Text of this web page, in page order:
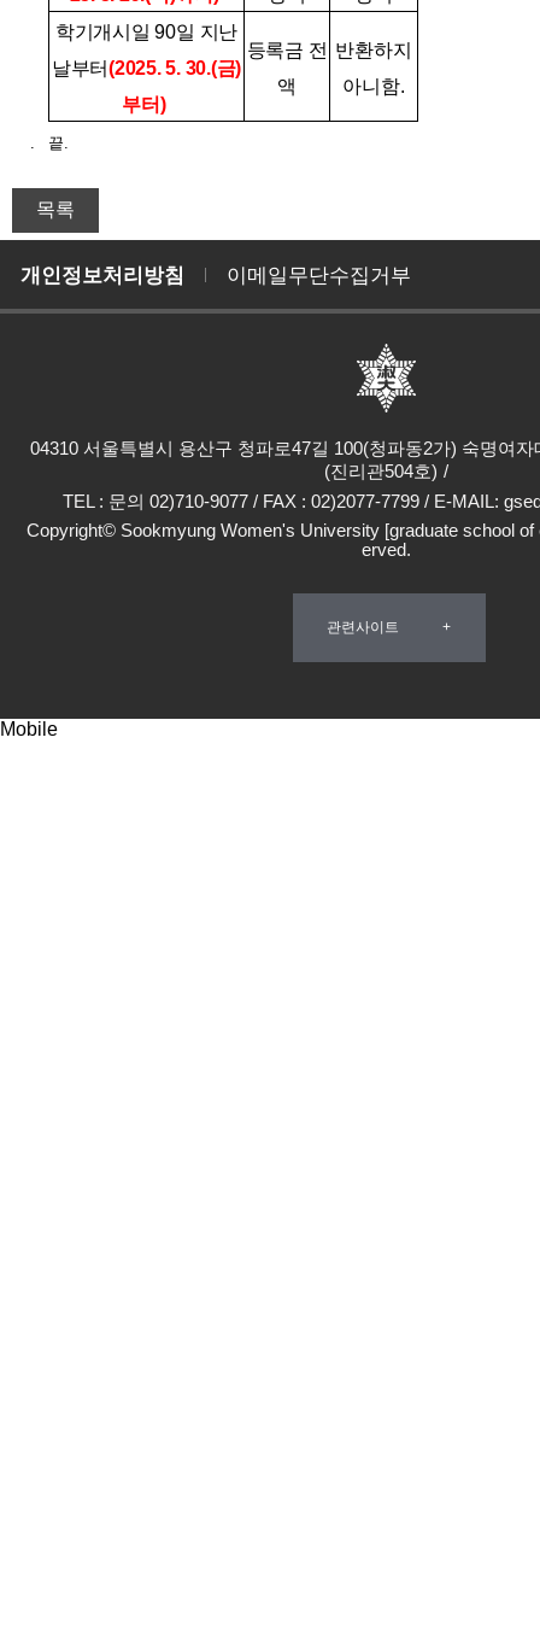
학기개시일 90일 지난
날부터(2025. 5. 30.(금)
부터)
등록금 전
액
반환하지
아니함.
. 끝.
개인정보처리방침 이메일무단수집거부
04310 서울특별시 용산구 청파로47길 100(청파동2가) 숙명여
(진리관504호)
TEL : 문의 02)710-9077 / FAX : 02)2077-7799 / E-MAIL:
Copyright© Sookmyung Women's University [graduate school of
erved.
관련사이트